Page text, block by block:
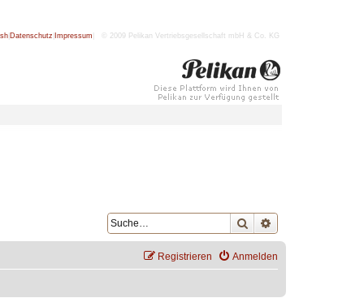
Datenschutz Impressum | © 2009 Pelikan Vertriebsgesellschaft mbH & Co. KG
Suche
Anmelden
Registrieren